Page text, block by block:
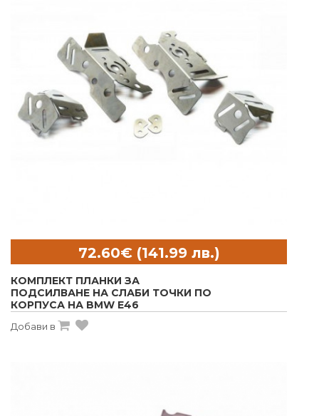
КОМПЛЕКТ ПЛАНКИ ЗА
ПОДСИЛВАНЕ НА СЛАБИ ТОЧКИ ПО
КОРПУСА НА BMW E46
Добави в